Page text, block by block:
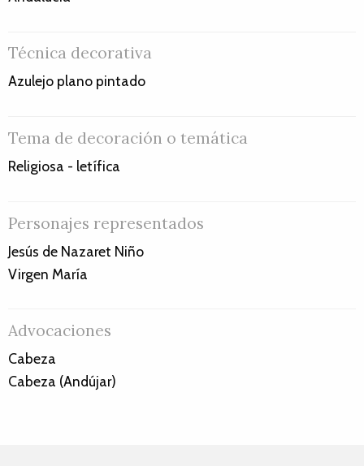
Técnica decorativa
Azulejo plano pintado
Tema de decoración o temática
Religiosa - letífica
Personajes representados
Jesús de Nazaret Niño
Virgen María
Advocaciones
Cabeza
Cabeza (Andújar)